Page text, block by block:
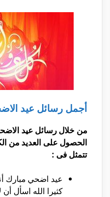
أجمل رسائل عيد
من خلال رسائل عيد
الحصول على العديد من
تتمثل فى :
عيد اضحي مبارك
كثيرا الله اسأل